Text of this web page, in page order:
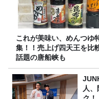
これが美味い、めんつゆ
集！！売上げ四天王を比
話題の唐船峡も
JUNK バナナマン「三大“
人